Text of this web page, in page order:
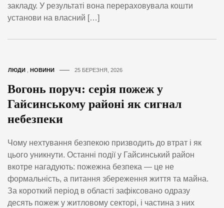
закладу. У результаті вона перераховувала кошти
установи на власний […]
ЛЮДИ НОВИНИ 25 БЕРЕЗНЯ, 2026
Вогонь поруч: серія пожеж у
Гайсинському районі як сигнал
небезпеки
Чому нехтування безпекою призводить до втрат і як
цього уникнути. Останні події у Гайсинський район
вкотре нагадують: пожежна безпека — це не
формальність, а питання збереження життя та майна.
За короткий період в області зафіксовано одразу
десять пожеж у житловому секторі, і частина з них